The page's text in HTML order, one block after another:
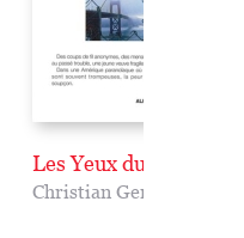
Les Yeux du soupçon
Christian Gernigon